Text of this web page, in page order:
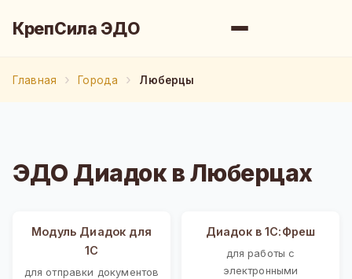
КрепСила ЭДО
Главная Города Люберцы
ЭДО Диадок в Люберцах
Модуль Диадок для
1С
для отправки документов
Диадок в 1С:Фреш
для работы с
электронными